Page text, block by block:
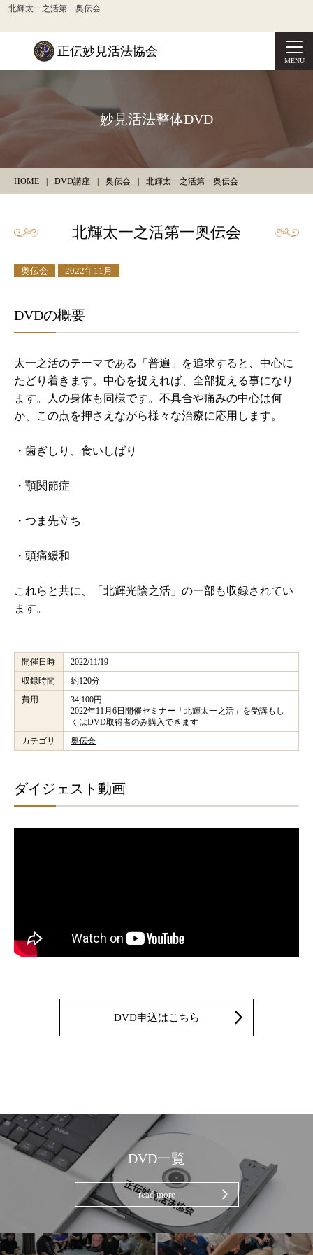
北輝太一之活第一奥伝会
正伝妙見活法協会
MENU
妙見活法整体DVD
HOME DVD講座 奥伝会 北輝太一之活第一奥伝会
北輝太一之活第一奥伝会
奥伝会 2022年11月
DVDの概要
太一之活のテーマである「普遍」を追求すると、中心に
たどり着きます。中心を捉えれば、全部捉える事になり
ます。人の身体も同様です。不具合や痛みの中心は何
か、この点を押さえながら様々な治療に応用します。
・歯ぎしり、食いしばり
・顎関節症
・つま先立ち
・頭痛緩和
これらと共に、「北輝光陰之活」の一部も収録されてい
ます。
開催日時
2022/11/19
収録時間
約120分
費用
34,100円
2022年11月6日開催セミナー「北輝太一之活」を受講もし
くはDVD取得者のみ購入できます
カテゴリ
奥伝会
ダイジェスト動画
DVD申込はこちら
DVD一覧
read more